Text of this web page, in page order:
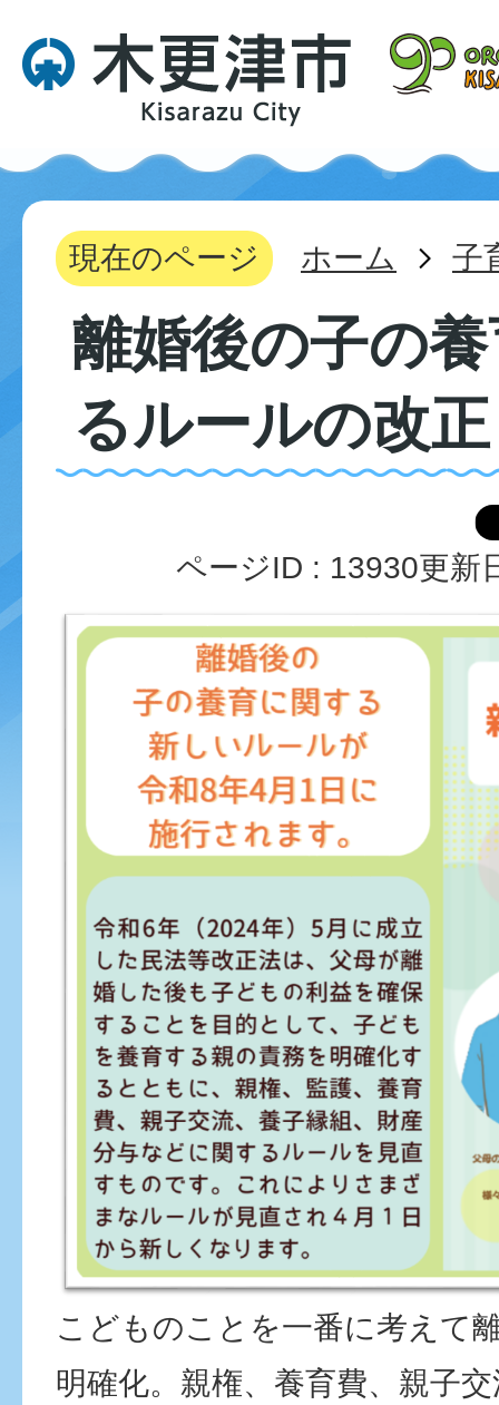
現在のページ ホーム 子
離婚後の子の
るルールの改正
ページID : 13930更新
こどものことを一番に考えて
明確化。親権、養育費、親子